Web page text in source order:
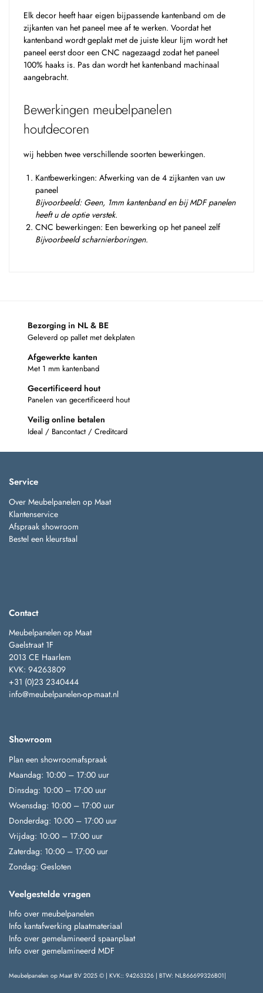
Elk decor heeft haar eigen bijpassende kantenband om de
zijkanten van het paneel mee af te werken. Voordat het
kantenband wordt geplakt met de juiste kleur lijm wordt het
paneel eerst door een CNC nagezaagd zodat het paneel
100% haaks is. Pas dan wordt het kantenband machinaal
aangebracht.
Bewerkingen meubelpanelen
houtdecoren
wij hebben twee verschillende soorten bewerkingen.
Kantbewerkingen: Afwerking van de 4 zijkanten van uw
paneel
Bijvoorbeeld: Geen, 1mm kantenband en bij MDF panelen
heeft u de optie verstek.
CNC bewerkingen: Een bewerking op het paneel zelf
Bijvoorbeeld scharnierboringen.
Bezorging in NL & BE
Geleverd op pallet met dekplaten
Afgewerkte kanten
Met 1 mm kantenband
Gecertificeerd hout
Panelen van gecertificeerd hout
Veilig online betalen
Ideal / Bancontact / Creditcard
Service
Over Meubelpanelen op Maat
Klantenservice
Afspraak showroom
Bestel een kleurstaal
Contact
Meubelpanelen op Maat
Gaelstraat 1F
2013 CE Haarlem
KVK: 94263809
+31 (0)23 2340444
info@meubelpanelen-op-maat.nl
Showroom
Plan een showroomafspraak
Maandag: 10:00 – 17:00 uur
Dinsdag: 10:00 – 17:00 uur
Woensdag: 10:00 – 17:00 uur
Donderdag: 10:00 – 17:00 uur
Vrijdag: 10:00 – 17:00 uur
Zaterdag: 10:00 – 17:00 uur
Zondag: Gesloten
Veelgestelde vragen
Info over meubelpanelen
Info kantafwerking plaatmateriaal
Info over gemelamineerd spaanplaat
Info over gemelamineerd MDF
Meubelpanelen op Maat BV 2025 © | KVK:: 94263326 | BTW: NL866699326B01|